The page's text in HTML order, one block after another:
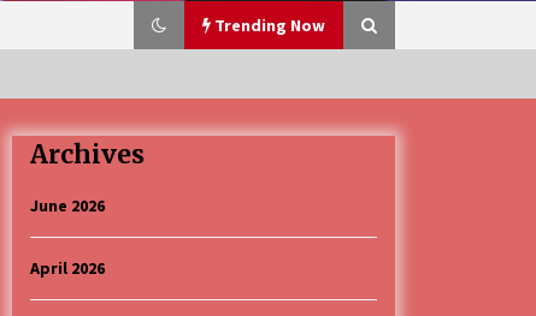
Trending Now
„Караван безбедности саобраћаја
Archives
June 2026
April 2026